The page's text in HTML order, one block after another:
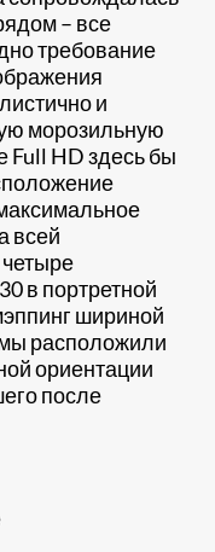
– все
требование
и
морозильную
Full HD здесь бы
всей
в портретной
шириной
расположили
ориентации
после